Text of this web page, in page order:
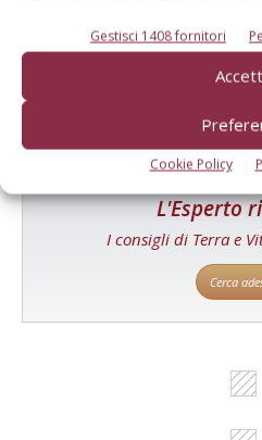
Gestisci 1408 fornitori
Cookie Policy
Cerca
L'Esperto
I consigli di Terra e
Cerca